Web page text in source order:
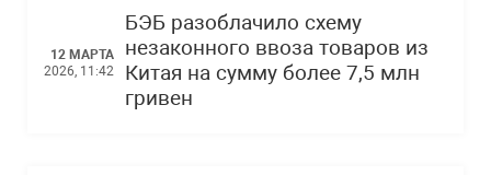
12 МАРТА
2026, 11:42
БЭБ разоблачило схему
незаконного ввоза товаров из
Китая на сумму более 7,5 млн
гривен